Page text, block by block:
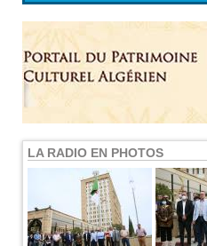
LA RADIO EN PHOTOS